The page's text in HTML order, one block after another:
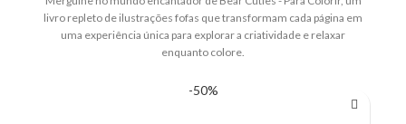
livro repleto de ilustrações fofas que transformam cada página em
uma experiência única para explorar a criatividade e relaxar
enquanto colore.
-50%